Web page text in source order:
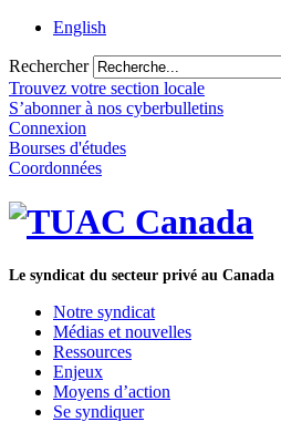
English
Rechercher
Trouvez votre section locale
S’abonner à nos cyberbulletins
Connexion
Bourses d'études
Coordonnées
Le syndicat du secteur privé au Canada
Notre syndicat
Médias et nouvelles
Ressources
Enjeux
Moyens d’action
Se syndiquer